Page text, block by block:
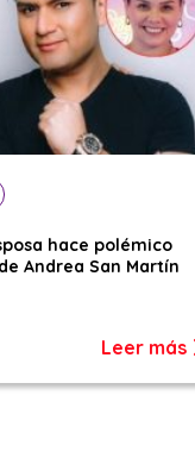
hace polémico
Andrea San Martín
Leer más